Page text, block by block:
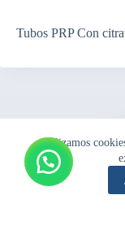
Utilizamos
Tubos PRP Con
Copyright ©